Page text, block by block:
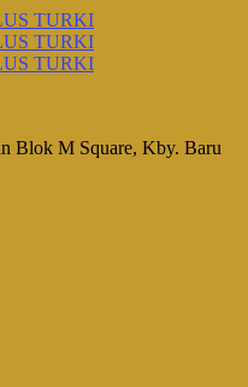
Blok M Square, Kby. Baru